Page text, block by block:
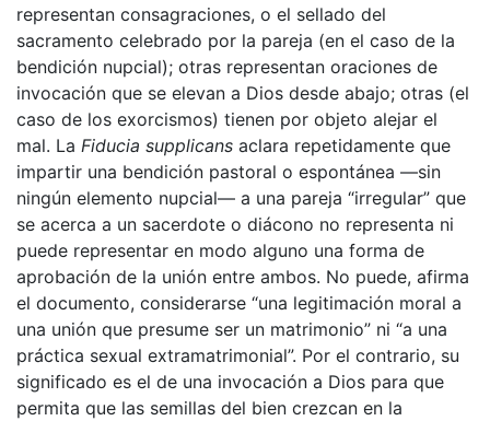
representan consagraciones, o el sellado del
sacramento celebrado por la pareja (en el caso de la
bendición nupcial); otras representan oraciones de
invocación que se elevan a Dios desde abajo; otras (el
caso de los exorcismos) tienen por objeto alejar el
mal. La Fiducia supplicans aclara repetidamente que
impartir una bendición pastoral o espontánea —sin
ningún elemento nupcial— a una pareja “irregular” que
se acerca a un sacerdote o diácono no representa ni
puede representar en modo alguno una forma de
aprobación de la unión entre ambos. No puede, afirma
el documento, considerarse “una legitimación moral a
una unión que presume ser un matrimonio” ni “a una
práctica sexual extramatrimonial”. Por el contrario, su
significado es el de una invocación a Dios para que
permita que las semillas del bien crezcan en la